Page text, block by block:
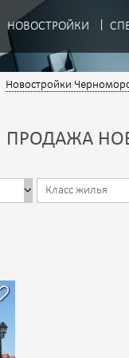
НОВОСТРОЙКИ
Новостройки
ПРОДАЖА